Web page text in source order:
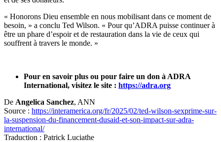
« Honorons Dieu ensemble en nous mobilisant dans ce moment de
besoin, » a conclu Ted Wilson. « Pour qu’ADRA puisse continuer à
être un phare d’espoir et de restauration dans la vie de ceux qui
souffrent à travers le monde. »
Pour en savoir plus ou pour faire un don à ADRA
International, visitez le site : https://adra.org
De Angelica Sanchez, ANN
Source : https://interamerica.org/fr/2025/02/ted-wilson-sexprime-sur-
la-suspension-du-financement-dusaid-et-son-impact-sur-adra-
international/
Traduction : Patrick Luciathe